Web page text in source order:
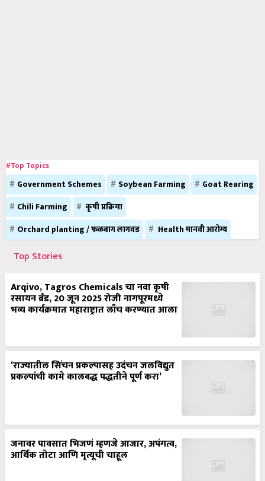
#Top Topics
Government Schemes Soybean Farming
Goat Rearing
Chili Farming
कृषी प्रक्रिया
Orchard planting / फळबाग लागवड
Health मानवी आरोग्य
Top Stories
Arqivo, Tagros Chemicals चा नवा कृषी
रसायन ब्रँड, 20 जून 2025 रोजी नागपूरमध्ये
भव्य कार्यक्रमात महाराष्ट्रात लाँच करण्यात आला
‘राज्यातील सिंचन प्रकल्पासह उदंचन जलविद्युत
प्रकल्पांची कामे कालबद्ध पद्धतीने पूर्ण करा’
जनावर पावसात भिजणं म्हणजे आजार, अपंगत्व,
आर्थिक तोटा आणि मृत्यूची चाहूल